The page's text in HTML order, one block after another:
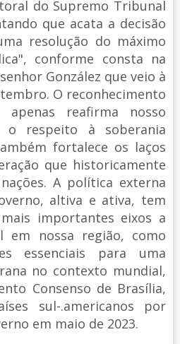
do Supremo Tribunal
que acata a decisão
resolução do máximo
conforme consta na
González que veio à
O reconhecimento
apenas reafirma nosso
o respeito à soberania
fortalece os laços
que historicamente
A política externa
altiva e ativa, tem
importantes eixos a
em nossa região, como
essenciais para uma
no contexto mundial,
Consenso de Brasília,
sul-.americanos por
em maio de 2023.